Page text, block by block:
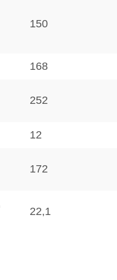
150
168
252
12
172
22,1